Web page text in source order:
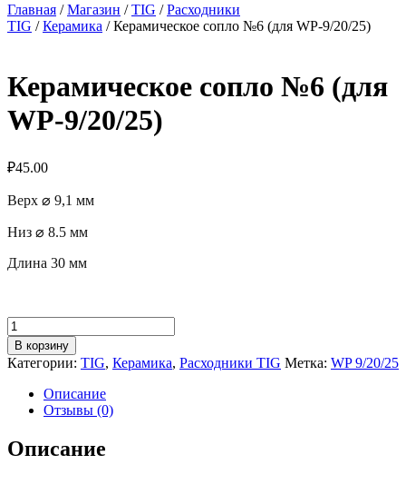
Главная /Магазин /TIG /Расходники
TIG /Керамика / Керамическое сопло №6 (для WP-9/20/25)
Керамическое сопло №6 (для
WP-9/20/25)
₽45.00
Верх ⌀ 9,1 мм
Низ ⌀ 8.5 мм
Длина 30 мм
Количество
товара
Керамическое
сопло
(для
9/20/25)
В корзину
Категории: TIG, Керамика, Расходники TIG Метка: WP 9/20/25
Описание
Отзывы (0)
Описание